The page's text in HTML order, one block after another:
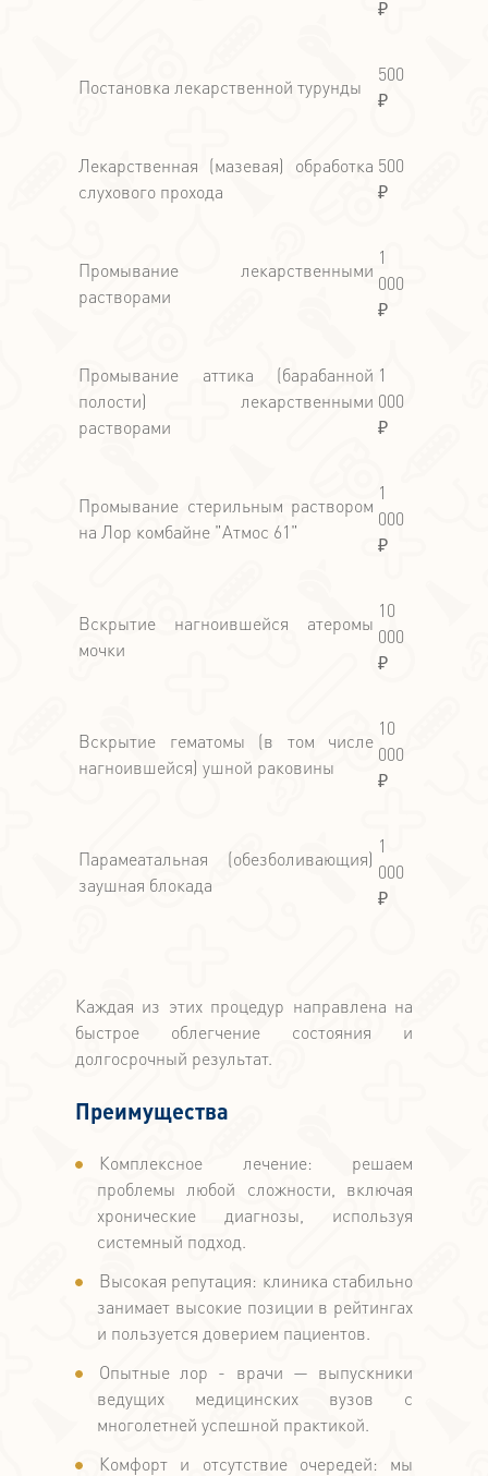
₽
Постановка лекарственной турунды
500
₽
Лекарственная (мазевая) обработка
слухового прохода
500
₽
Промывание лекарственными
растворами
1
000
₽
Промывание аттика (барабанной
полости) лекарственными
растворами
1
000
₽
Промывание стерильным раствором
на Лор комбайне "Атмос 61"
1
000
₽
Вскрытие нагноившейся атеромы
мочки
10
000
₽
Вскрытие гематомы (в том числе
нагноившейся) ушной раковины
10
000
₽
Парамеатальная (обезболивающия)
заушная блокада
1
000
₽
Каждая из этих процедур направлена на
быстрое облегчение состояния и
долгосрочный результат.
Преимущества
Комплексное лечение: решаем
проблемы любой сложности, включая
хронические диагнозы, используя
системный подход.
Высокая репутация: клиника стабильно
занимает высокие позиции в рейтингах
и пользуется доверием пациентов.
Опытные лор - врачи — выпускники
ведущих медицинских вузов с
многолетней успешной практикой.
Комфорт и отсутствие очередей: мы